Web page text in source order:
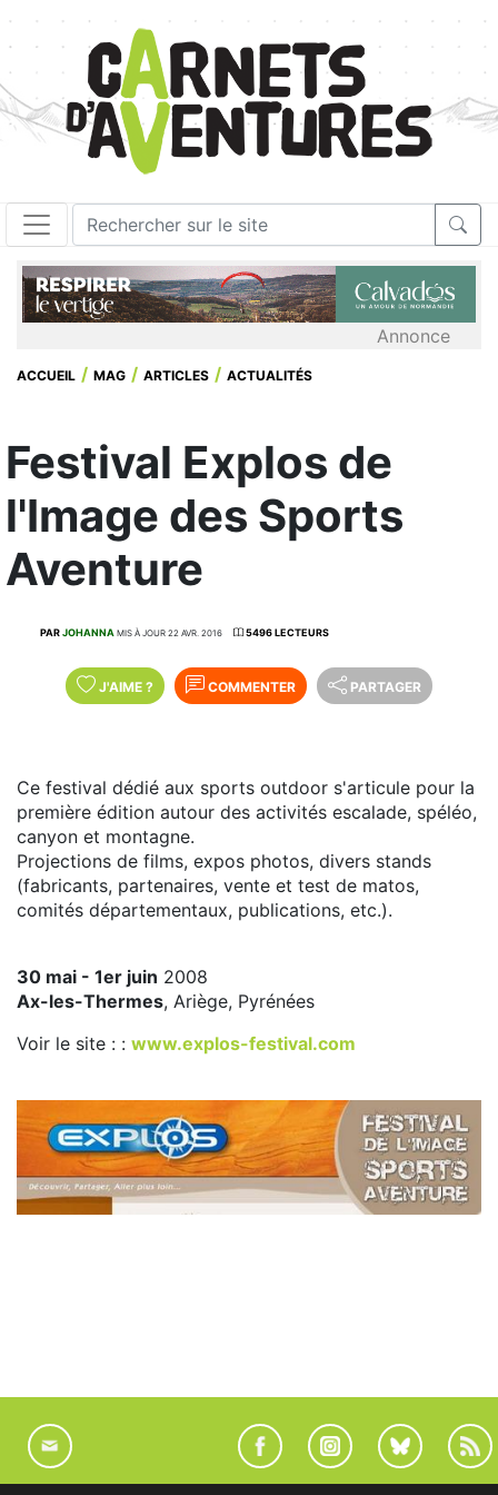
Annonce
ACCUEIL MAG ARTICLES ACTUALITÉS
Festival Explos de
l'Image des Sports
Aventure
PARJOHANNA MIS À JOUR 22 AVR. 2016 5496 LECTEURS
J'AIME ? COMMENTER PARTAGER
Ce festival dédié aux sports outdoor s'articule pour la
première édition autour des activités escalade, spéléo,
canyon et montagne.
Projections de films, expos photos, divers stands
(fabricants, partenaires, vente et test de matos,
comités départementaux, publications, etc.).
30 mai - 1er juin 2008
Ax-les-Thermes, Ariège, Pyrénées
Voir le site : : www.explos-festival.com